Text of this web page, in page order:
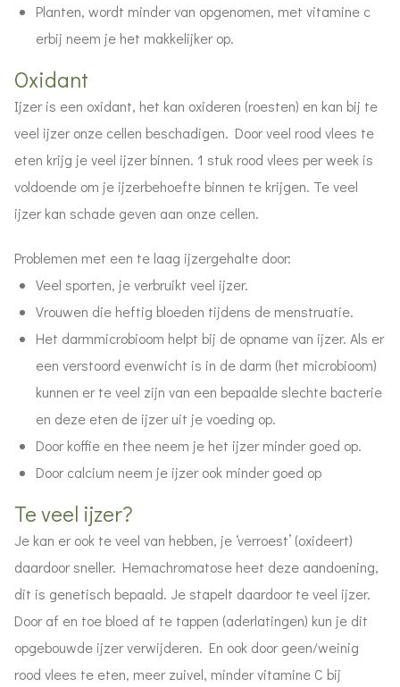
Planten, wordt minder van opgenomen, met vitamine c
erbij neem je het makkelijker op.
Oxidant
Ijzer is een oxidant, het kan oxideren (roesten) en kan bij te
veel ijzer onze cellen beschadigen. Door veel rood vlees te
eten krijg je veel ijzer binnen. 1 stuk rood vlees per week is
voldoende om je ijzerbehoefte binnen te krijgen. Te veel
ijzer kan schade geven aan onze cellen.
Problemen met een te laag ijzergehalte door:
Veel sporten, je verbruikt veel ijzer.
Vrouwen die heftig bloeden tijdens de menstruatie.
Het darmmicrobioom helpt bij de opname van ijzer. Als er
een verstoord evenwicht is in de darm (het microbioom)
kunnen er te veel zijn van een bepaalde slechte bacterie
en deze eten de ijzer uit je voeding op.
Door koffie en thee neem je het ijzer minder goed op.
Door calcium neem je ijzer ook minder goed op
Te veel ijzer?
Je kan er ook te veel van hebben, je ‘verroest’ (oxideert)
daardoor sneller. Hemachromatose heet deze aandoening,
dit is genetisch bepaald. Je stapelt daardoor te veel ijzer.
Door af en toe bloed af te tappen (aderlatingen) kun je dit
opgebouwde ijzer verwijderen. En ook door geen/weinig
rood vlees te eten, meer zuivel, minder vitamine C bij